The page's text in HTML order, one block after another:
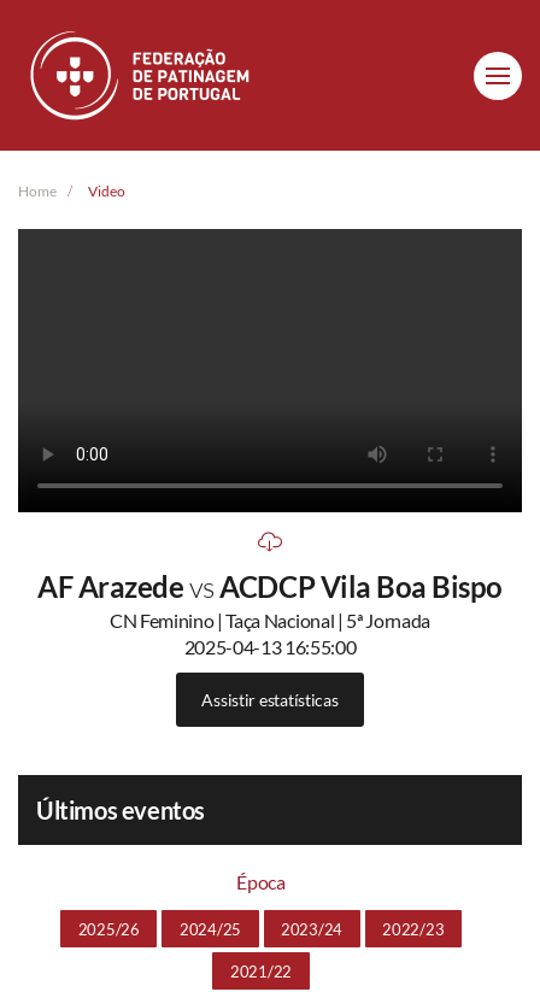
Skip to main content
Home Video
AF ArazedevsACDCP Vila Boa Bispo
CN Feminino | Taça Nacional | 5ª Jornada
2025-04-13 16:55:00
Assistir estatísticas
Últimos eventos
Época
2025/26 2024/25 2023/24 2022/23
2021/22